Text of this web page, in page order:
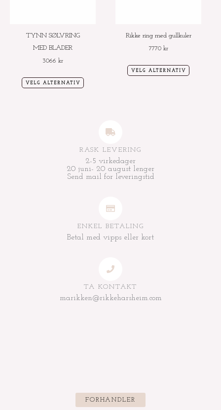
TYNN SØLVRING
MED BLADER
3066 kr
VELG ALTERNATIV
Rikke ring med gullkuler
7770 kr
VELG ALTERNATIV
RASK LEVERING
2-5 virkedager
20 juni- 20 august lenger
Send mail for leveringstid
ENKEL BETALING
Betal med vipps eller kort
TA KONTAKT
marikken@rikkeharsheim.com
FORHANDLER